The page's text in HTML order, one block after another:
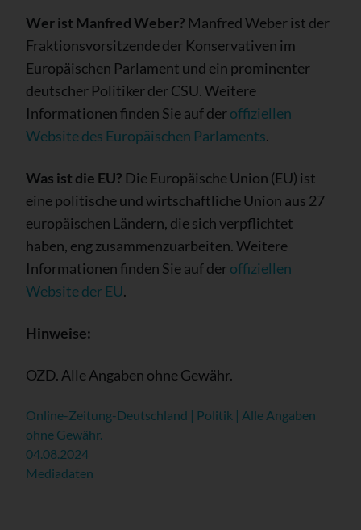
Wer ist Manfred Weber? Manfred Weber ist der
Fraktionsvorsitzende der Konservativen im
Europäischen Parlament und ein prominenter
deutscher Politiker der CSU. Weitere
Informationen finden Sie auf deroffiziellen
Website des Europäischen Parlaments.
Was ist die EU? Die Europäische Union (EU) ist
eine politische und wirtschaftliche Union aus 27
europäischen Ländern, die sich verpflichtet
haben, eng zusammenzuarbeiten. Weitere
Informationen finden Sie auf deroffiziellen
Website der EU.
Hinweise:
OZD. Alle Angaben ohne Gewähr.
Online-Zeitung-Deutschland | Politik | Alle Angaben
ohne Gewähr.
04.08.2024
Mediadaten